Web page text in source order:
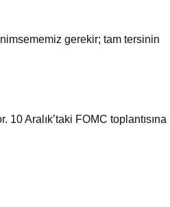
gerekir; tam tersinin
Aralık’taki FOMC toplantısına